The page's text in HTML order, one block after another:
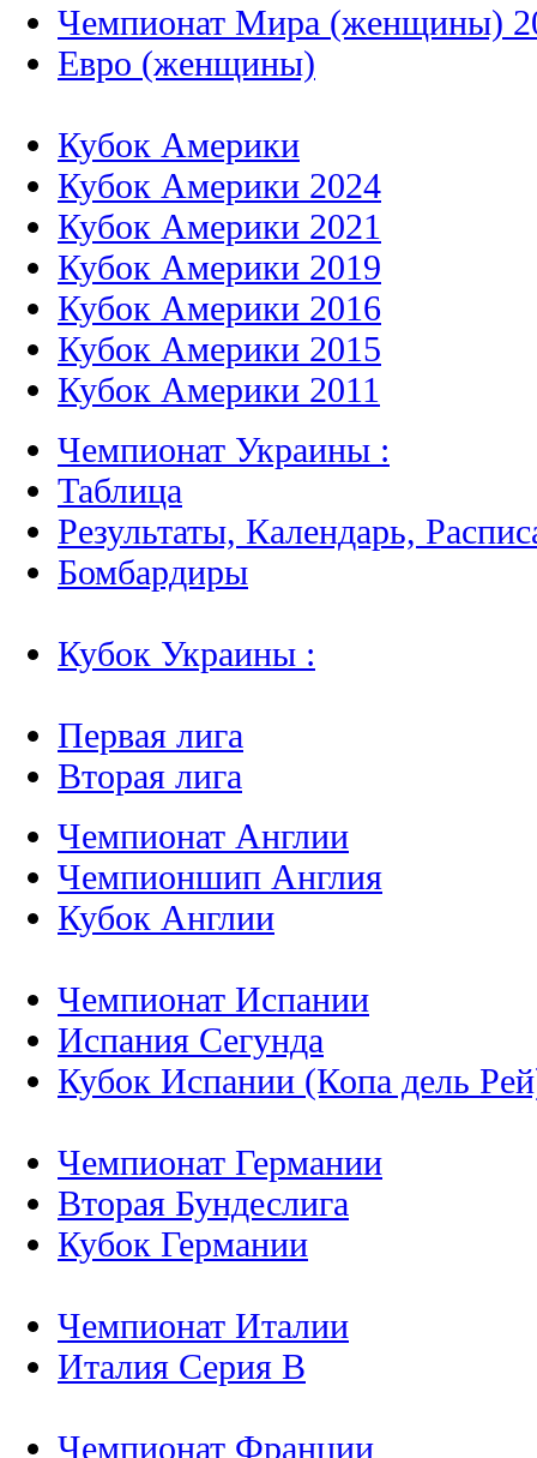
Чемпионат Мира (женщины)
Евро (женщины)
Кубок Америки
Кубок Америки 2024
Кубок Америки 2021
Кубок Америки 2019
Кубок Америки 2016
Кубок Америки 2015
Кубок Америки 2011
Чемпионат Украины :
Таблица
Результаты, Календарь,
Бомбардиры
Кубок Украины :
Первая лига
Вторая лига
Чемпионат Англии
Чемпионшип Англия
Кубок Англии
Чемпионат Испании
Испания Сегунда
Кубок Испании (Копа дель
Чемпионат Германии
Вторая Бундеслига
Кубок Германии
Чемпионат Италии
Италия Серия B
Чемпионат Франции